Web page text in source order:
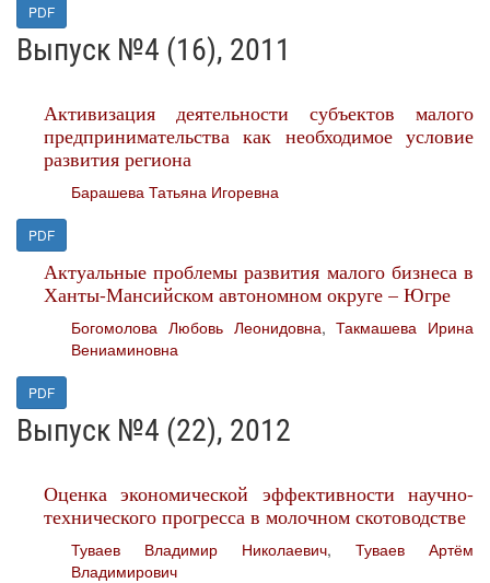
PDF
Выпуск №4 (16), 2011
Активизация деятельности субъектов малого
предпринимательства как необходимое условие
развития региона
Барашева Татьяна Игоревна
PDF
Актуальные проблемы развития малого бизнеса в
Ханты-Мансийском автономном округе – Югре
Богомолова Любовь Леонидовна,Такмашева Ирина
Вениаминовна
PDF
Выпуск №4 (22), 2012
Оценка экономической эффективности научно-
технического прогресса в молочном скотоводстве
Туваев Владимир Николаевич, Туваев Артём
Владимирович